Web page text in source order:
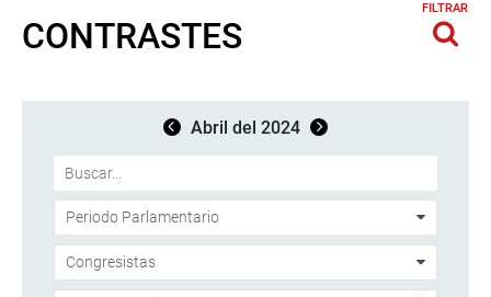
CONTRASTES
FILTRAR
Abril del 2024